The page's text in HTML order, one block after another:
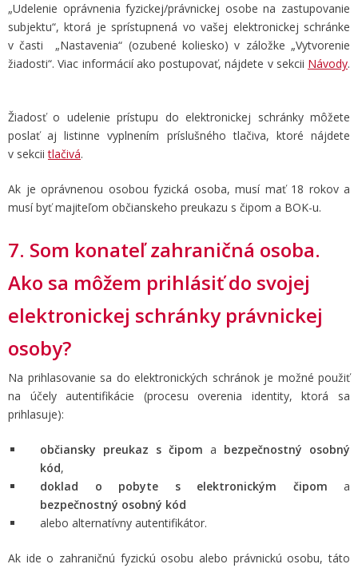
„Udelenie oprávnenia fyzickej/právnickej osobe na zastupovanie
subjektu“, ktorá je sprístupnená vo vašej elektronickej schránke
v časti „Nastavenia“ (ozubené koliesko) v záložke „Vytvorenie
žiadosti“. Viac informácií ako postupovať, nájdete v sekcii Návody.
Žiadosť o udelenie prístupu do elektronickej schránky môžete
poslať aj listinne vyplnením príslušného tlačiva, ktoré nájdete
v sekciitlačivá.
Ak je oprávnenou osobou fyzická osoba, musí mať 18 rokov a
musí byť majiteľom občianskeho preukazu s čipom a BOK-u.
7. Som konateľ zahraničná osoba.
Ako sa môžem prihlásiť do svojej
elektronickej schránky právnickej
osoby?
Na prihlasovanie sa do elektronických schránok je možné použiť
na účely autentifikácie (procesu overenia identity, ktorá sa
prihlasuje):
občiansky preukaz s čipom a bezpečnostný osobný
kód,
doklad o pobyte s elektronickým čipom a
bezpečnostný osobný kód
alebo alternatívny autentifikátor.
Ak ide o zahraničnú fyzickú osobu alebo právnickú osobu, táto